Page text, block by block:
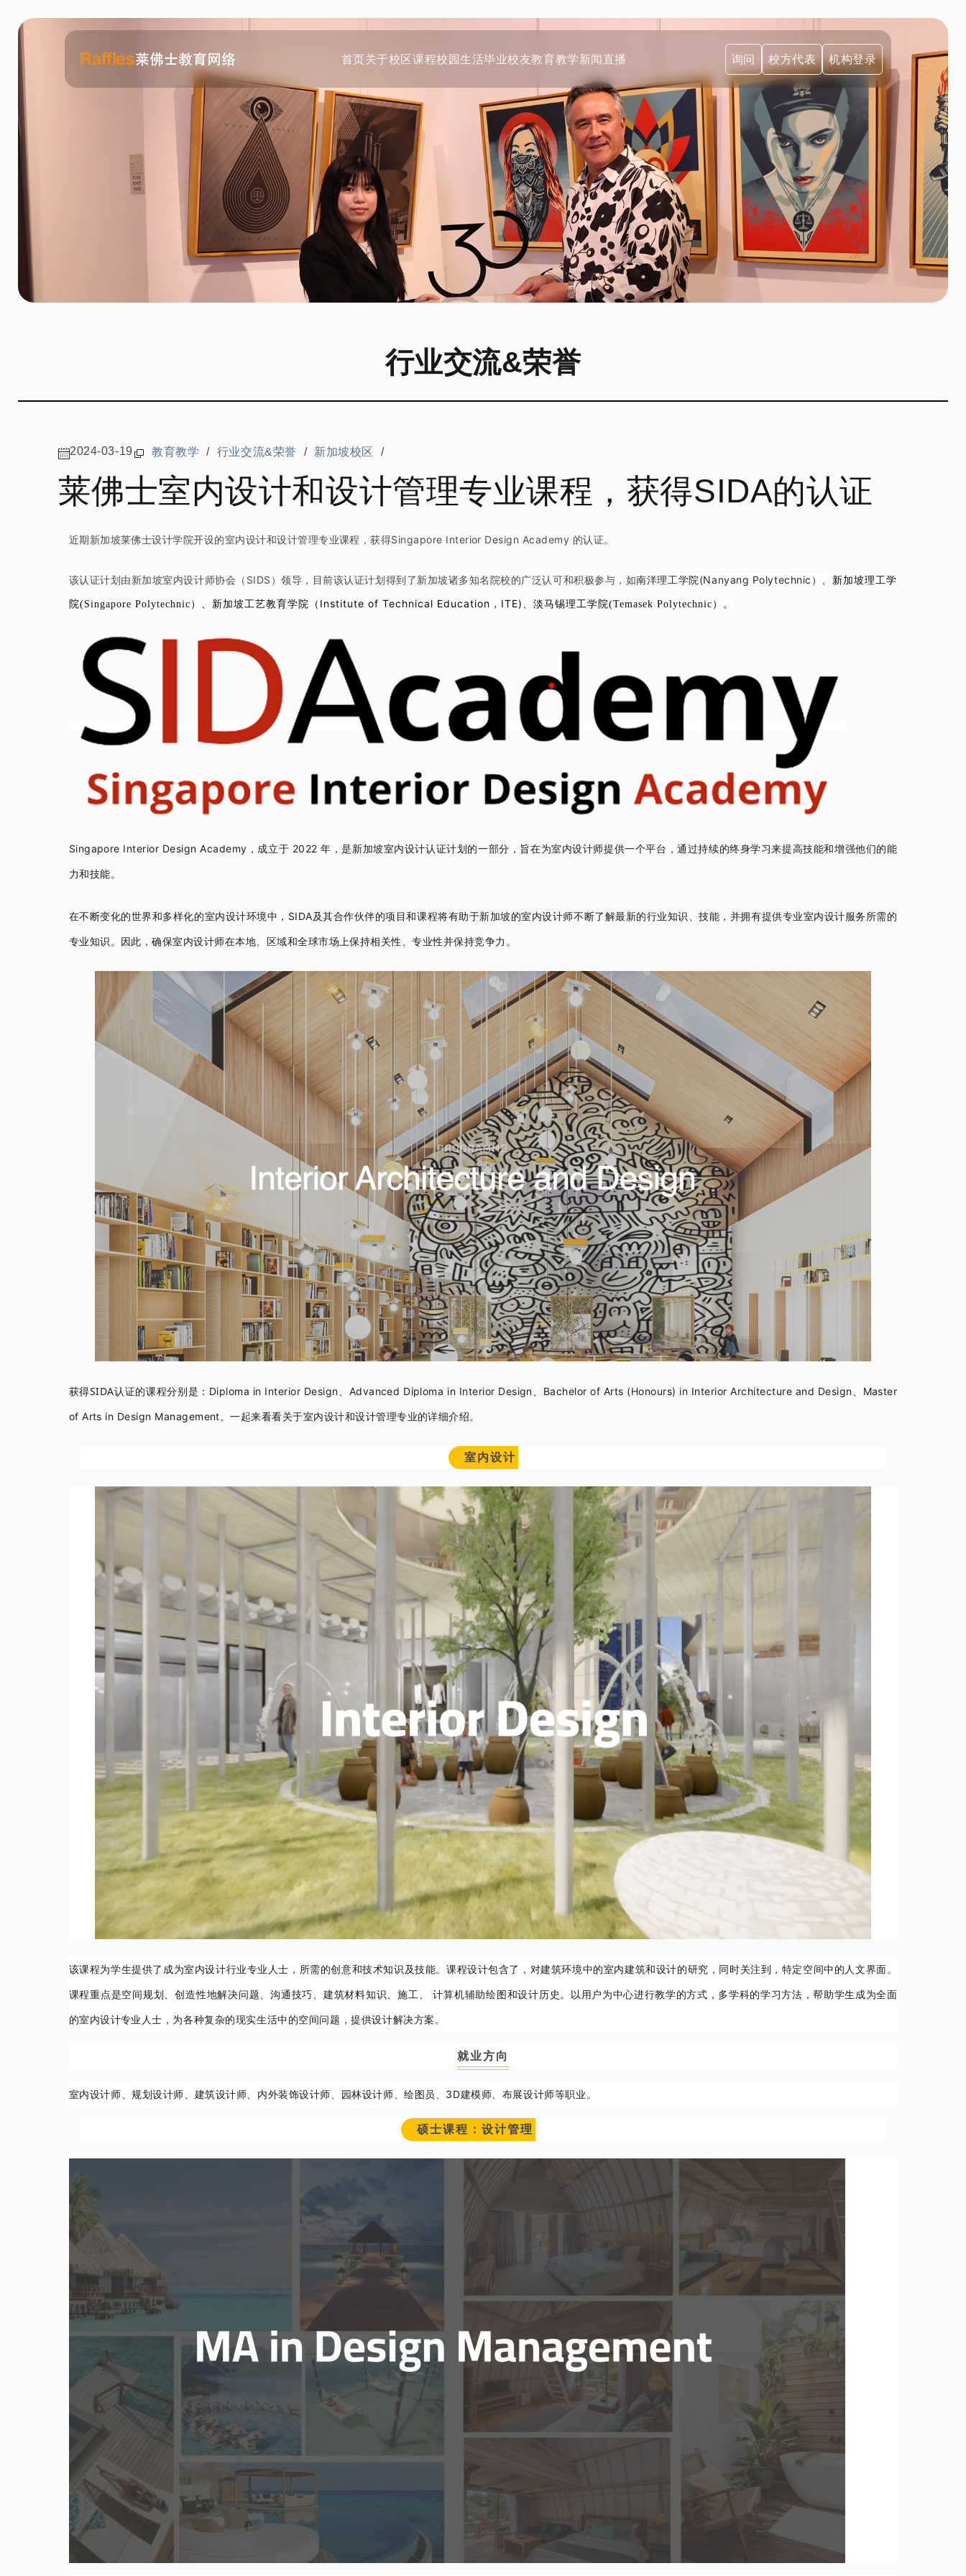
首页关于校区课程校园生活毕业校友教育教学新闻直播 询问 校方代表 机构登录
行业交流&荣誉
2024-03-19 教育教学 / 行业交流&荣誉 / 新加坡校区 /
莱佛士室内设计和设计管理专业课程，获得SIDA的认证
近期新加坡莱佛士设计学院开设的室内设计和设计管理专业课程，获得Singapore Interior Design Academy 的认证。
该认证计划由新加坡室内设计师协会（SIDS）领导， 目前该认证计划得到了新加坡诸多知名院校的广泛认可和积极参与，如南洋理工学院(Nanyang Polytechnic）、 新加坡理工学
院(Singapore Polytechnic）、 新加坡工艺教育学院（Institute of Technical Education，ITE)、 淡马锡理工学院(Temasek Polytechnic）。
Singapore Interior Design Academy， 成立于 2022 年，是新加坡室内设计认证计划的一部分，旨在为室内设计师提供一个平台，通过持续的终身学习来提高技能和增强他们的能
力和技能。
在不断变化的世界和多样化的室内设计环境中， SIDA及其合作伙伴的项目和课程将有助于新加坡的室内设计师不断了解最新的行业知识、技能，并拥有提供专业室内设计服务所需的
专业知识。 因此，确保室内设计师在本地、区域和全球市场上保持相关性、专业性并保持竞争力。
获得SIDA认证的课程分别是： Diploma in Interior Design、 Advanced Diploma in Interior Design、 Bachelor of Arts (Honours) in Interior Architecture and Design、 Master
of Arts in Design Management。一起来看看关于室内设计和设计管理专业的详细介绍。
室内设计
该课程为学生提供了成为室内设计行业专业人士，所需的创意和技术知识及技能。课程设计包含了，对建筑环境中的室内建筑和设计的研究，同时关注到，特定空间中的人文界面。
课程重点是空间规划、创造性地解决问题、沟通技巧、建筑材料知识、施工、 计算机辅助绘图和设计历史。 以用户为中心进行教学的方式，多学科的学习方法，帮助学生成为全面
的室内设计专业人士， 为各种复杂的现实生活中的空间问题，提供设计解决方案。
就业方向
室内设计师、规划设计师、建筑设计师、内外装饰设计师、园林设计师、绘图员、3D建模师、布展设计师等职业。
硕士课程：设计管理